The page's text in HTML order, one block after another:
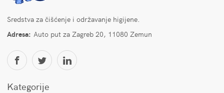
Sredstva za čišćenje i održavanje higijene.
Adresa: Auto put za Zagreb 20, 11080 Zemun
Kategorije